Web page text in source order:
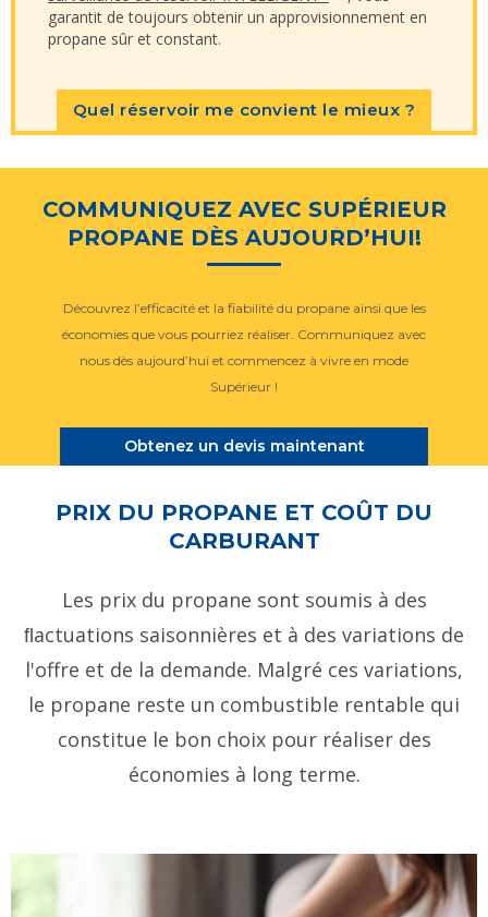
garantit de toujours obtenir un approvisionnement en
propane sûr et constant.
Quel réservoir me convient le mieux ?
COMMUNIQUEZ AVEC SUPÉRIEUR
PROPANE DÈS AUJOURD’HUI!
Découvrez l’efficacité et la fiabilité du propane ainsi que les
économies que vous pourriez réaliser. Communiquez avec
nous dès aujourd’hui et commencez à vivre en mode
Supérieur !
Obtenez un devis maintenant
PRIX DU PROPANE ET COÛT DU
CARBURANT
Les prix du propane sont soumis à des
ﬂactuations saisonnières et à des variations de
l'offre et de la demande. Malgré ces variations,
le propane reste un combustible rentable qui
constitue le bon choix pour réaliser des
économies à long terme.